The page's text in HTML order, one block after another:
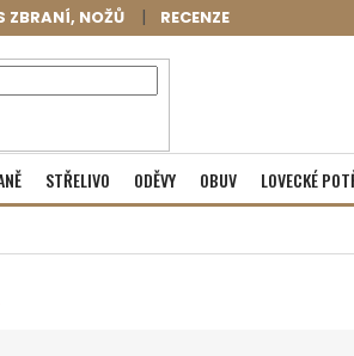
ZBRANÍ, NOŽŮ RECENZE
NÁKUPNÍ
KOŠÍK
Prázdný košík
STŘELIVO ODĚVY OBUV LOVECKÉ